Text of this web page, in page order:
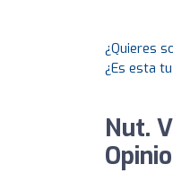
¿Quieres
¿Es esta
Nut.